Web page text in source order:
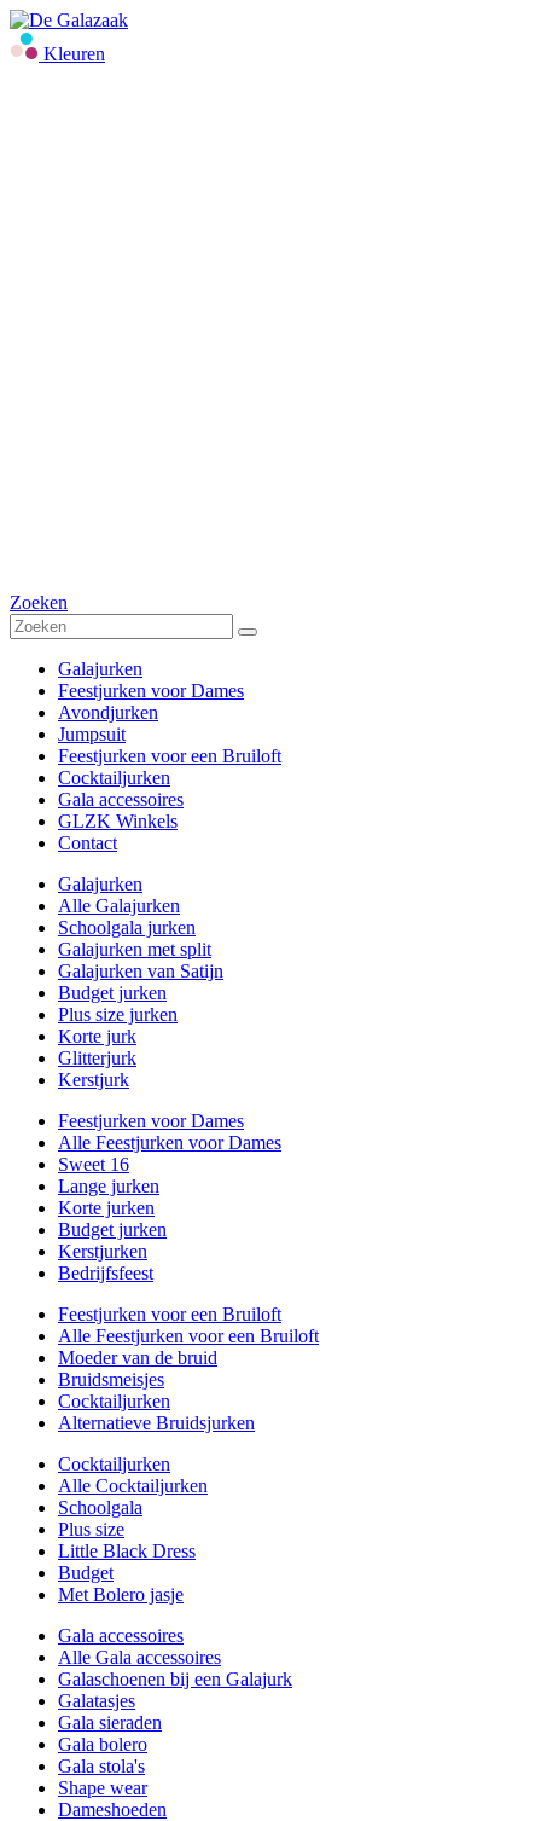
Kleuren
Zoeken
Galajurken
Feestjurken voor Dames
Avondjurken
Jumpsuit
Feestjurken voor een Bruiloft
Cocktailjurken
Gala accessoires
GLZK Winkels
Contact
Galajurken
Alle Galajurken
Schoolgala jurken
Galajurken met split
Galajurken van Satijn
Budget jurken
Plus size jurken
Korte jurk
Glitterjurk
Kerstjurk
Feestjurken voor Dames
Alle Feestjurken voor Dames
Sweet 16
Lange jurken
Korte jurken
Budget jurken
Kerstjurken
Bedrijfsfeest
Feestjurken voor een Bruiloft
Alle Feestjurken voor een Bruiloft
Moeder van de bruid
Bruidsmeisjes
Cocktailjurken
Alternatieve Bruidsjurken
Cocktailjurken
Alle Cocktailjurken
Schoolgala
Plus size
Little Black Dress
Budget
Met Bolero jasje
Gala accessoires
Alle Gala accessoires
Galaschoenen bij een Galajurk
Galatasjes
Gala sieraden
Gala bolero
Gala stola's
Shape wear
Dameshoeden